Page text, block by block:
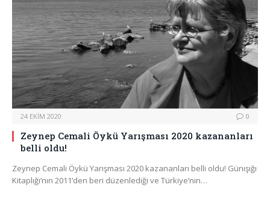
24 EKIM 2020 0
Zeynep Cemali Öykü Yarışması 2020 kazananları
belli oldu!
Zeynep Cemali Öykü Yarışması 2020 kazananları belli oldu! Günışığı
Kitaplığı’nın 2011’den beri düzenlediği ve Türkiye’nin…